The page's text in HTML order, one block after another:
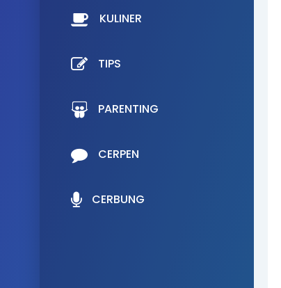
KULINER
TIPS
PARENTING
CERPEN
CERBUNG